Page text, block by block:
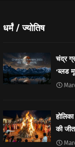
धर्मं / ज्योतिष
चंद्र
‘ब्लड
की